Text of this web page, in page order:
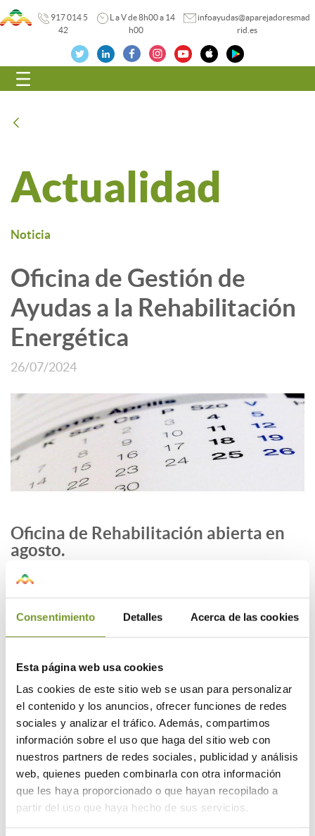
Consentimiento Detalles Acerca de las cookies
Esta página web usa cookies
Las cookies de este sitio web se usan para personalizar
el contenido y los anuncios, ofrecer funciones de redes
sociales y analizar el tráfico. Además, compartimos
información sobre el uso que haga del sitio web con
nuestros partners de redes sociales, publicidad y análisis
web, quienes pueden combinarla con otra información
que les haya proporcionado o que hayan recopilado a
partir del uso que haya hecho de sus servicios.
917 014 5
42
L a V de 8h00 a 14
h00
infoayudas@aparejadoresmad
rid.es
Navegación
Actualidad
Noticia
Oficina de Gestión de
Ayudas a la Rehabilitación
Energética
26/07/2024
Oficina de Rehabilitación abierta en
agosto.
exclusivamente por correo
electrónico.
La Oficina de Gestión de Ayudas a la
Rehabilitación Energética permanecerá
abierta todo el mes de agosto
atendiendo, entre el 5 y el 23,
exclusivamente por correo electrónico
(infoayudas@aparejadoresmadrid.es) en
su horario habitual de lunes a viernes de